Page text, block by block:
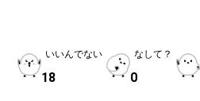
いいんでない
18
なして？
0